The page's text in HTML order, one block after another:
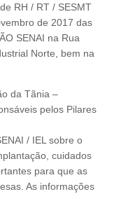
RH / RT / SESMT
de 2017 das
SENAI na Rua
Norte, bem na
da Tãnia –
pelos Pilares
/ IEL sobre o
cuidados
para que as
As informações